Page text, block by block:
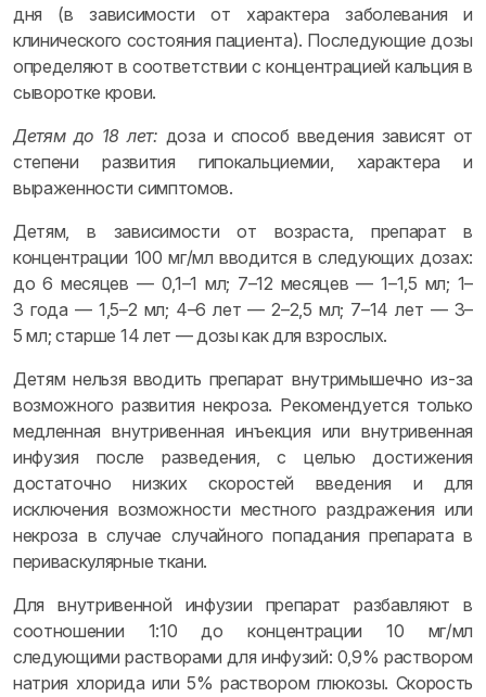
дня (в зависимости от характера заболевания и
клинического состояния пациента). Последующие дозы
определяют в соответствии с концентрацией кальция в
сыворотке крови.
Детям до 18 лет: доза и способ введения зависят от
степени развития гипокальциемии, характера и
выраженности симптомов.
Детям, в зависимости от возраста, препарат в
концентрации 100 мг/мл вводится в следующих дозах:
до 6 месяцев — 0,1–1 мл; 7–12 месяцев — 1–1,5 мл; 1–
3 года — 1,5–2 мл; 4–6 лет — 2–2,5 мл; 7–14 лет — 3–
5 мл; старше 14 лет — дозы как для взрослых.
Детям нельзя вводить препарат внутримышечно из-за
возможного развития некроза. Рекомендуется только
медленная внутривенная инъекция или внутривенная
инфузия после разведения, с целью достижения
достаточно низких скоростей введения и для
исключения возможности местного раздражения или
некроза в случае случайного попадания препарата в
периваскулярные ткани.
Для внутривенной инфузии препарат разбавляют в
соотношении 1:10 до концентрации 10 мг/мл
следующими растворами для инфузий: 0,9% раствором
натрия хлорида или 5% раствором глюкозы. Скорость